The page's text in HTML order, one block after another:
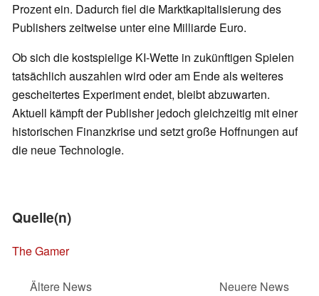
Prozent ein. Dadurch fiel die Marktkapitalisierung des
Publishers zeitweise unter eine Milliarde Euro.
Ob sich die kostspielige KI-Wette in zukünftigen Spielen
tatsächlich auszahlen wird oder am Ende als weiteres
gescheitertes Experiment endet, bleibt abzuwarten.
Aktuell kämpft der Publisher jedoch gleichzeitig mit einer
historischen Finanzkrise und setzt große Hoffnungen auf
die neue Technologie.
Quelle(n)
The Gamer
Ältere News
Neuere News